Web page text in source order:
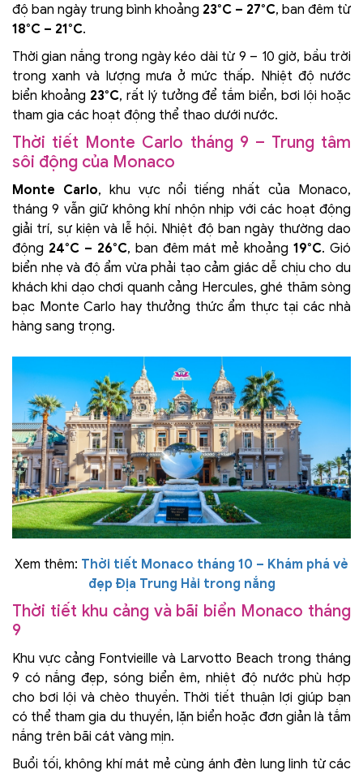
độ ban ngày trung bình khoảng 23°C – 27°C, ban đêm từ
18°C – 21°C.
Thời gian nắng trong ngày kéo dài từ 9 – 10 giờ, bầu trời
trong xanh và lượng mưa ở mức thấp. Nhiệt độ nước
biển khoảng 23°C, rất lý tưởng để tắm biển, bơi lội hoặc
tham gia các hoạt động thể thao dưới nước.
Thời tiết Monte Carlo tháng 9 – Trung tâm
sôi động của Monaco
Monte Carlo, khu vực nổi tiếng nhất của Monaco,
tháng 9 vẫn giữ không khí nhộn nhịp với các hoạt động
giải trí, sự kiện và lễ hội. Nhiệt độ ban ngày thường dao
động 24°C – 26°C, ban đêm mát mẻ khoảng19°C. Gió
biển nhẹ và độ ẩm vừa phải tạo cảm giác dễ chịu cho du
khách khi dạo chơi quanh cảng Hercules, ghé thăm sòng
bạc Monte Carlo hay thưởng thức ẩm thực tại các nhà
hàng sang trọng.
Xem thêm: Thời tiết Monaco tháng 10 – Khám phá vẻ
đẹp Địa Trung Hải trong nắng
Thời tiết khu cảng và bãi biển Monaco tháng
9
Khu vực cảng Fontvieille và Larvotto Beach trong tháng
9 có nắng đẹp, sóng biển êm, nhiệt độ nước phù hợp
cho bơi lội và chèo thuyền. Thời tiết thuận lợi giúp bạn
có thể tham gia du thuyền, lặn biển hoặc đơn giản là tắm
nắng trên bãi cát vàng mịn.
Buổi tối, không khí mát mẻ cùng ánh đèn lung linh từ các